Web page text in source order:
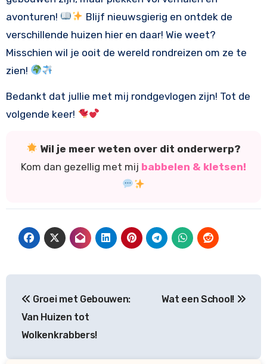
avonturen!
Blijf nieuwsgierig en ontdek de
verschillende huizen hier en daar! Wie weet?
Misschien wil je ooit de wereld rondreizen om ze te
zien!
Bedankt dat jullie met mij rondgevlogen zijn! Tot de
volgende keer!
Wil je meer weten over dit onderwerp?
Kom dan gezellig met mij babbelen & kletsen!
navigatie
Groei met Gebouwen:
Van Huizen tot
Wolkenkrabbers!
Wat een School!